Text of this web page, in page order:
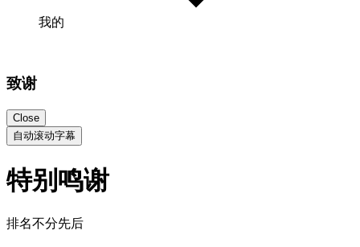
我的
致谢
Close
自动滚动字幕
特别鸣谢
排名不分先后